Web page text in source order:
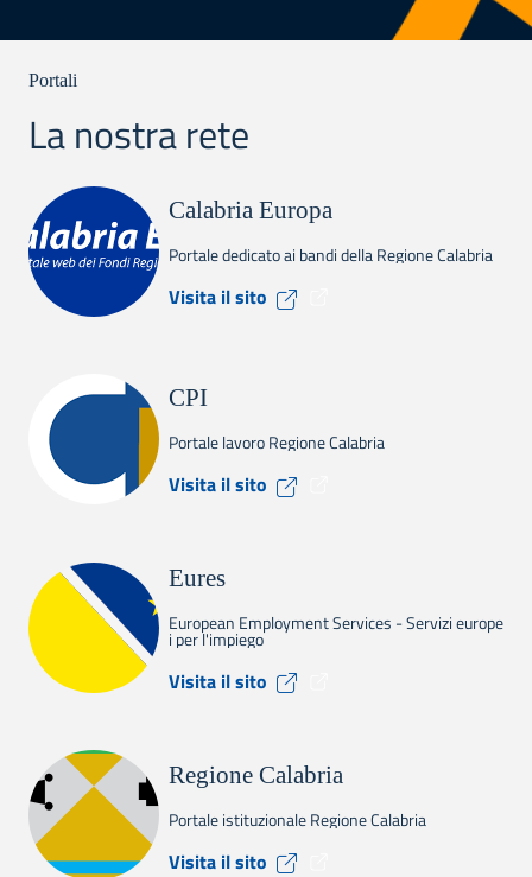
Portali
La nostra rete
Calabria Europa
Portale dedicato ai bandi della Regione Calabria
Visita il sito
CPI
Portale lavoro Regione Calabria
Visita il sito
Eures
European Employment Services - Servizi europe
i per l'impiego
Visita il sito
Regione Calabria
Portale istituzionale Regione Calabria
Visita il sito